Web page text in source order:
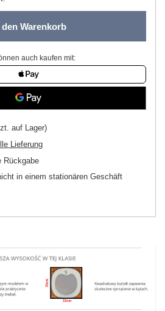
den Warenkorb
auch kaufen mit:
auf Lager)
Lieferung
Rückgabe
in einem stationären Geschäft